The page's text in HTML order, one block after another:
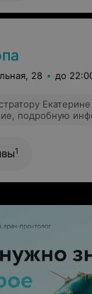
28 до
Екатерине
подробную
1